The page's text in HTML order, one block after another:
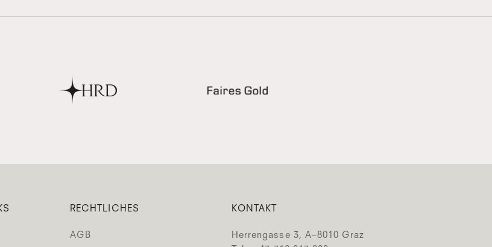
RECHTLICHES
AGB
KONTAKT
Herrengasse 3, A–8010 Graz